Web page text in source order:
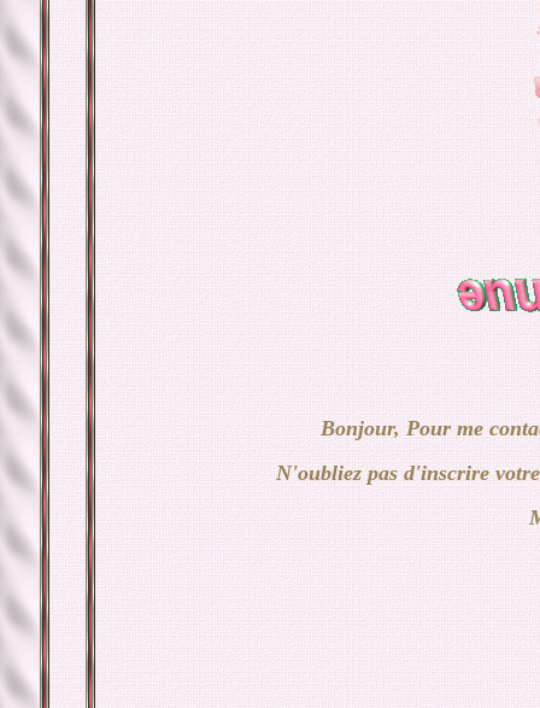
Bonjour, Pour me
N'oubliez pas d'inscrire